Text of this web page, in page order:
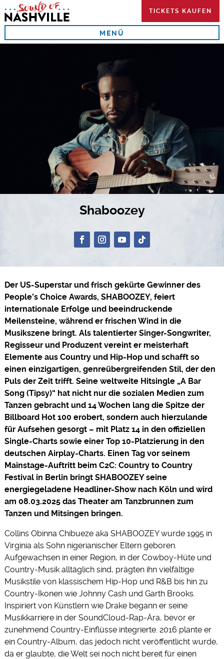
to
content
MENÜ
TICKETS KAUFEN
Shaboozey
Der US-Superstar und frisch gekürte Gewinner des
People’s Choice Awards, SHABOOZEY, feiert
internationale Erfolge und beeindruckende
Meilensteine, während er frischen Wind in die
Musikszene bringt. Als talentierter Singer-Songwriter,
Regisseur und Produzent vereint er meisterhaft
Elemente aus Country und Hip-Hop und schafft so
einen einzigartigen, genreübergreifenden Stil, der den
Puls der Zeit trifft. Seine weltweite Hitsingle „A Bar
Song (Tipsy)“ hat nicht nur die sozialen Medien zum
Tanzen gebracht und 14 Wochen lang die Spitze der
Billboard Hot 100 erobert, sondern auch hierzulande
für Aufsehen gesorgt – mit Platz 14 in den offiziellen
Single-Charts sowie einer Top 10-Platzierung in den
deutschen Airplay-Charts. Einen Tag vor seinem
Mainstage-Auftritt beim C2C: Country to Country
Festival in Berlin bringt SHABOOZEY seine
energiegeladene Headliner-Show nach Köln und wird
am 08.03.2025 das Theater am Tanzbrunnen zum
Tanzen und Mitsingen bringen.
Collins Obinna Chibueze aka SHABOOZEY wurde 1995 in
Virginia als Sohn nigerianischer Eltern geboren.
Aufgewachsen in einer Region, in der Cowboy-Hüte und
Country-Musik alltäglich sind, prägten ihn vielfältige
Musikstile von klassischem Hip-Hop und R&B bis hin zu
Country-Ikonen wie Johnny Cash und Garth Brooks.
Inspiriert von Künstlern wie Drake begann er seine
Musikkarriere in der SoundCloud-Rap-Ära, bevor er
zunehmend Country-Einflüsse integrierte. 2016 plante er
ein Country-Album, das jedoch nicht veröffentlicht wurde,
da er glaubte, die Welt sei noch nicht bereit für einen